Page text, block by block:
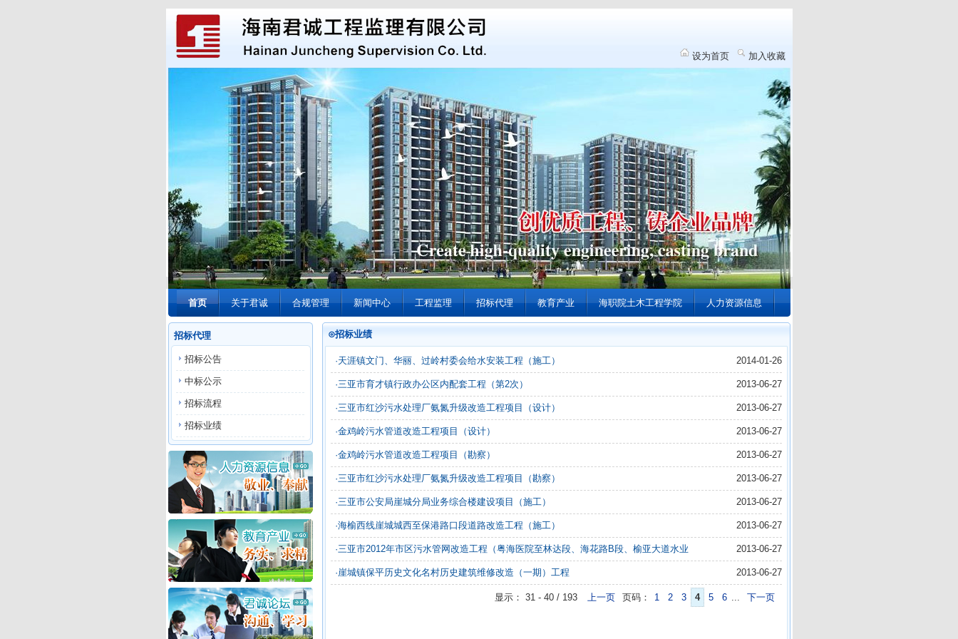
加入收藏
设为首页
首页 关于君诚 合规管理 新闻中心 工程监理 招标代理 教育产业 海职院土木工程学院 人力资源信息
招标代理
招标公告
中标公示
招标流程
招标业绩
⊙招标业绩
·天涯镇文门、华丽、过岭村委会给水安装工程（施工） 2014-01-26
·三亚市育才镇行政办公区内配套工程（第2次） 2013-06-27
·三亚市红沙污水处理厂氨氮升级改造工程项目（设计） 2013-06-27
·金鸡岭污水管道改造工程项目（设计） 2013-06-27
·金鸡岭污水管道改造工程项目（勘察） 2013-06-27
·三亚市红沙污水处理厂氨氮升级改造工程项目（勘察） 2013-06-27
·三亚市公安局崖城分局业务综合楼建设项目（施工） 2013-06-27
·海榆西线崖城城西至保港路口段道路改造工程（施工） 2013-06-27
·三亚市2012年市区污水管网改造工程（粤海医院至林达段、海花路B段、榆亚大道水业 2013-06-27
·崖城镇保平历史文化名村历史建筑维修改造（一期）工程 2013-06-27
显示： 31 - 40 / 193 上一页 页码： 1 2 3 4 5 6 ... 下一页